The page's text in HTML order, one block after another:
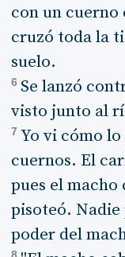
con un cuerno
cruzó toda la
suelo.
6 Se lanzó
visto junto al
7 Yo vi cómo
cuernos. El
pues el
pisoteó.
poder del